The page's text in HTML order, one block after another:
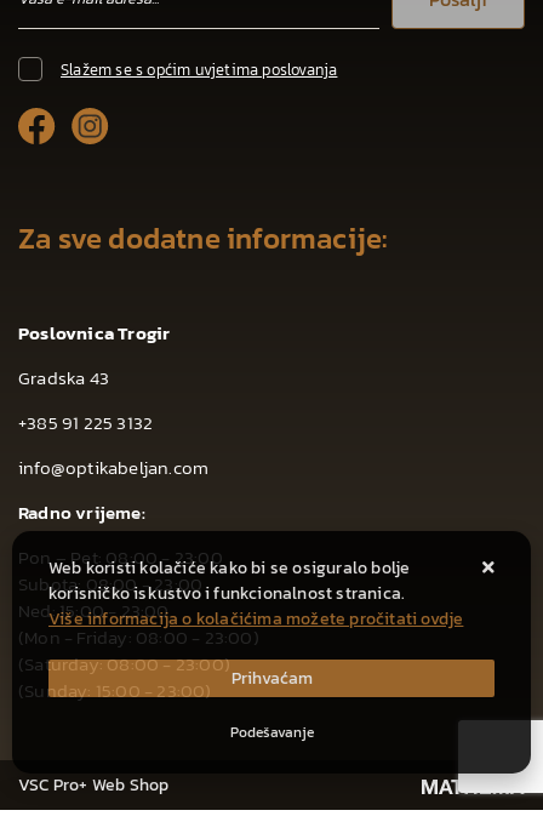
Slažem se s općim uvjetima poslovanja
Za sve dodatne informacije:
Poslovnica Trogir
Gradska 43
+385 91 225 3132
info@optikabeljan.com
Radno vrijeme:
Pon – Pet: 08:00 - 23:00
Subota: 08:00 - 23:00
Ned: 15:00 - 23:00
(Mon - Friday: 08:00 - 23:00)
(Saturday: 08:00 - 23:00)
(Sunday: 15:00 - 23:00)
VSC Pro+ Web Shop
Web koristi kolačiće kako bi se osiguralo bolje
korisničko iskustvo i funkcionalnost stranica.
Više informacija o kolačićima možete pročitati ovdje
Prihvaćam
Podešavanje